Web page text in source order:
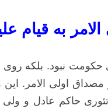
به قیام
حکومت نبود. بلکه
اولی الامر. این
حاکم عادل و